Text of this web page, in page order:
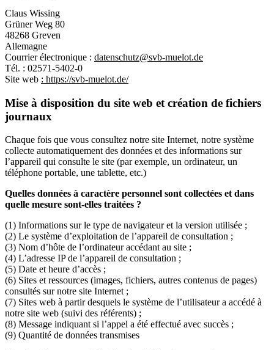
Claus Wissing
Grüner Weg 80
48268 Greven
Allemagne
Courrier électronique : datenschutz@svb-muelot.de
Tél. : 02571-5402-0
Site web : https://svb-muelot.de/
Mise à disposition du site web et création de fichiers
journaux
Chaque fois que vous consultez notre site Internet, notre système
collecte automatiquement des données et des informations sur
l’appareil qui consulte le site (par exemple, un ordinateur, un
téléphone portable, une tablette, etc.)
Quelles données à caractère personnel sont collectées et dans
quelle mesure sont-elles traitées ?
(1) Informations sur le type de navigateur et la version utilisée ;
(2) Le système d’exploitation de l’appareil de consultation ;
(3) Nom d’hôte de l’ordinateur accédant au site ;
(4) L’adresse IP de l’appareil de consultation ;
(5) Date et heure d’accès ;
(6) Sites et ressources (images, fichiers, autres contenus de pages)
consultés sur notre site Internet ;
(7) Sites web à partir desquels le système de l’utilisateur a accédé à
notre site web (suivi des référents) ;
(8) Message indiquant si l’appel a été effectué avec succès ;
(9) Quantité de données transmises